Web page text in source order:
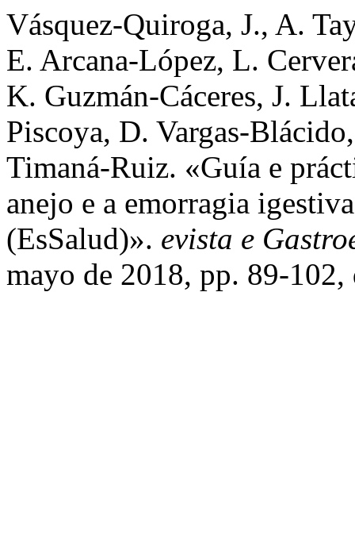
Vásquez-Quiroga, J., A.
E. Arcana-López, L.
K. Guzmán-Cáceres, J.
Piscoya, D. Vargas-
Timaná-Ruiz. «Guía e
anejo e a emorragia
(EsSalud)». evista e
mayo de 2018, pp. 89-